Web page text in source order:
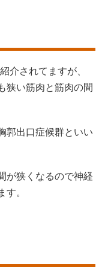
介されてますが、
狭い筋肉と筋肉の間
郭出口症候群といい
が狭くなるので神経
す。